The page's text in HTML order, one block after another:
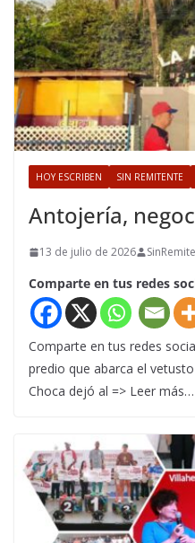
HOY ESCRIBEN SIN REMITENTE
Antojería,
13 de julio de 2026
Comparte en tus redes
Comparte en tus redes
predio que abarca el
Choca dejó al => Leer más…